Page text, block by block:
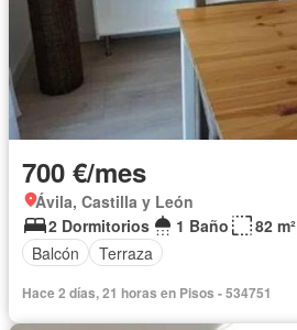
700 €/mes
Ávila, Castilla y León
2 Dormitorios
1 Baño
82 m²
Balcón
Terraza
Hace 2 días, 21 horas en Pisos - 534751